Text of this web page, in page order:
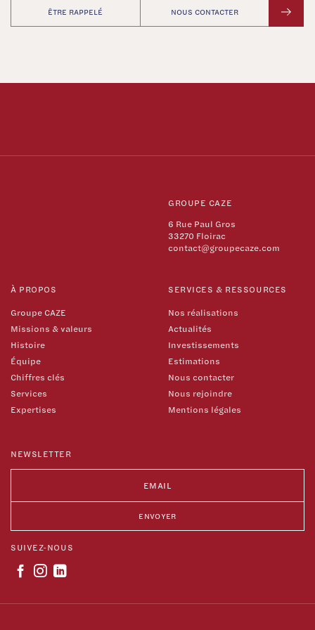
ÊTRE RAPPELÉ NOUS CONTACTER
GROUPE CAZE
6 Rue Paul Gros
33270 Floirac
contact@groupecaze.com
À PROPOS
Groupe CAZE
Missions & valeurs
Histoire
Équipe
Chiffres clés
Services
Expertises
SERVICES & RESSOURCES
Nos réalisations
Actualités
Investissements
Estimations
Nous contacter
Nous rejoindre
Mentions légales
NEWSLETTER
SUIVEZ-NOUS